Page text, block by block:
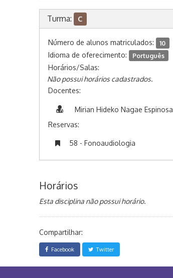
Turma: C
Número de alunos matriculados: 10
Idioma de oferecimento: Português
Horários/Salas:
Não possui horários cadastrados.
Docentes:
Mirian Hideko Nagae Espinosa
Reservas:
58 - Fonoaudiologia
Horários
Esta disciplina não possui horário.
Compartilhar:
Facebook Twitter